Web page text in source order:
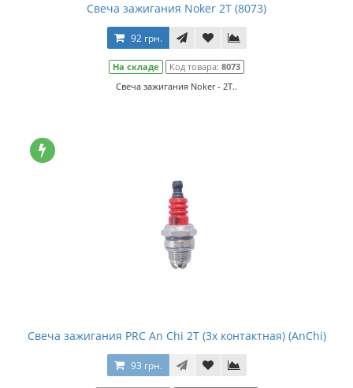
Свеча зажигания Noker 2Т (8073)
92 грн.
На складе Код товара: 8073
Свеча зажигания Noker - 2Т..
Свеча зажигания PRC An Chi 2Т (3х контактная) (AnChi)
93 грн.